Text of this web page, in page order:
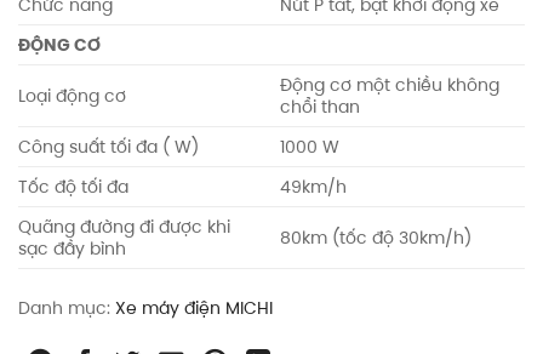
ĐỘNG CƠ
Loại động cơ
Động cơ một chiều không
chổi than
Công suất tối đa ( W)
1000 W
Tốc độ tối đa
49km/h
Quãng đường đi được khi
sạc đầy bình
80km (tốc độ 30km/h)
Danh mục: Xe máy điện MICHI